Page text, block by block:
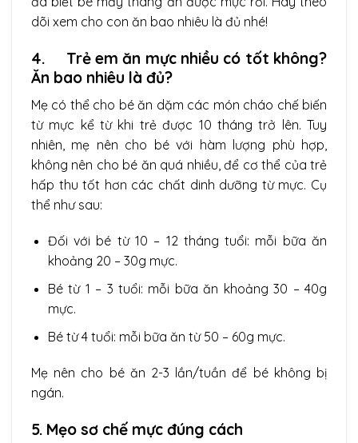
dõi xem cho con ăn bao nhiêu là đủ nhé!
4. Trẻ em ăn mực nhiều có tốt không?
Ăn bao nhiêu là đủ?
Mẹ có thể cho bé ăn dặm các món cháo chế biến
từ mực kể từ khi trẻ được 10 tháng trở lên. Tuy
nhiên, mẹ nên cho bé với hàm lượng phù hợp,
không nên cho bé ăn quá nhiều, để cơ thể của trẻ
hấp thu tốt hơn các chất dinh dưỡng từ mực. Cụ
thể như sau:
Đối với bé từ 10 – 12 tháng tuổi: mỗi bữa ăn
khoảng 20 – 30g mực.
Bé từ 1 – 3 tuổi: mỗi bữa ăn khoảng 30 – 40g
mực.
Bé từ 4 tuổi: mỗi bữa ăn từ 50 – 60g mực.
Mẹ nên cho bé ăn 2-3 lần/tuần để bé không bị
ngán.
5. Mẹo sơ chế mực đúng cách